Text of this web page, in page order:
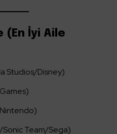
(En İyi Aile
Studios/Disney)
Team/Sega)